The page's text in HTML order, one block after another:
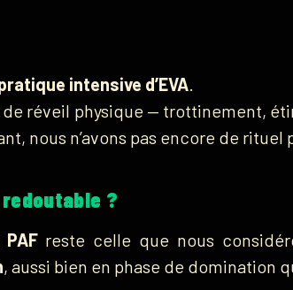
intensive d’EVA.
réveil physique — trottinement,
nous n’avons pas encore de rituel
?
reste celle que nous
, aussi bien en phase de domination